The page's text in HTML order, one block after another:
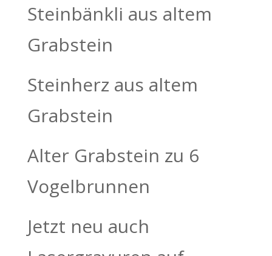
Steinbänkli aus altem
Grabstein
Steinherz aus altem
Grabstein
Alter Grabstein zu 6
Vogelbrunnen
Jetzt neu auch